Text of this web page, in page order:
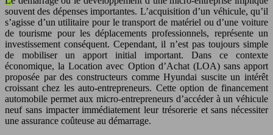
souvent des dépenses importantes. L’acquisition d’un véhicule, qu’il
s’agisse d’un utilitaire pour le transport de matériel ou d’une voiture
de tourisme pour les déplacements professionnels, représente un
investissement conséquent. Cependant, il n’est pas toujours simple
de mobiliser un apport initial important. Dans ce contexte
économique, la Location avec Option d’Achat (LOA) sans apport
proposée par des constructeurs comme Hyundai suscite un intérêt
croissant chez les auto-entrepreneurs. Cette option de financement
automobile permet aux micro-entrepreneurs d’accéder à un véhicule
neuf sans impacter immédiatement leur trésorerie et sans nécessiter
une assurance coûteuse au démarrage.